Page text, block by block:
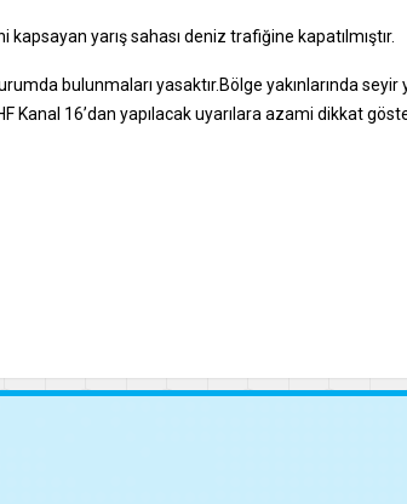
yarış sahası deniz trafiğine kapatılmıştır.
bulunmaları yasaktır.Bölge yakınlarında seyir
Kanal 16’dan yapılacak uyarılara azami dikkat